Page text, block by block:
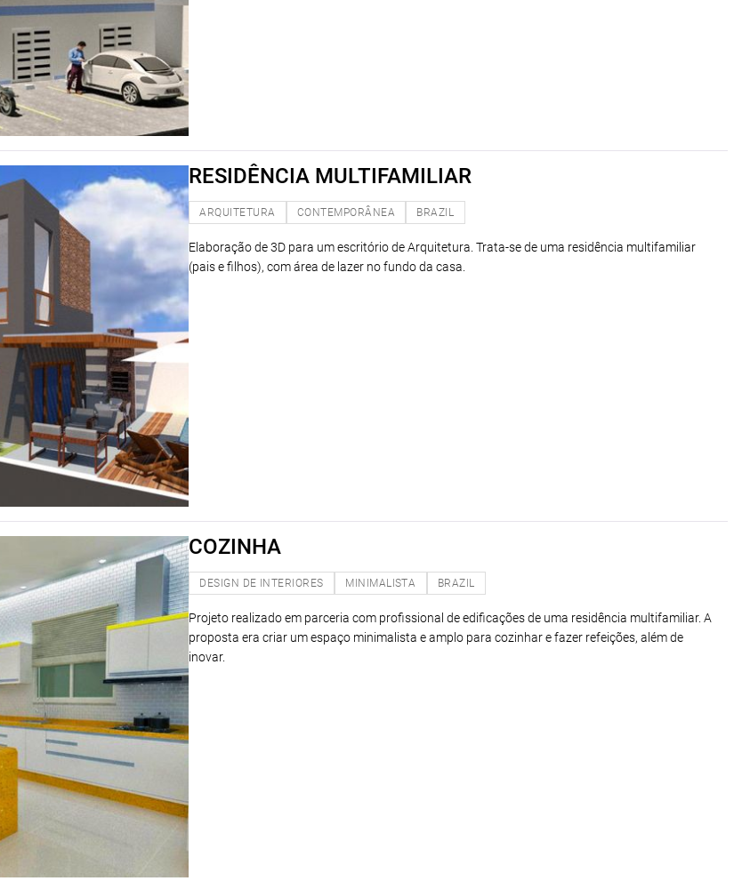
RESIDÊNCIA MULTIFAMILIAR
ARQUITETURA CONTEMPORÂNEA BRAZIL
Elaboração de 3D para um escritório de Arquitetura. Trata-se de uma residência multifamiliar
(pais e filhos), com área de lazer no fundo da casa.
COZINHA
DESIGN DE INTERIORES MINIMALISTA BRAZIL
Projeto realizado em parceria com profissional de edificações de uma residência multifamiliar. A
proposta era criar um espaço minimalista e amplo para cozinhar e fazer refeições, além de
inovar.